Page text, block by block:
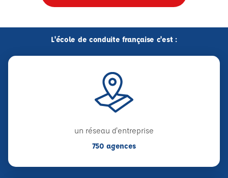
L'école de conduite française c'est :
un réseau d'entreprise
750 agences